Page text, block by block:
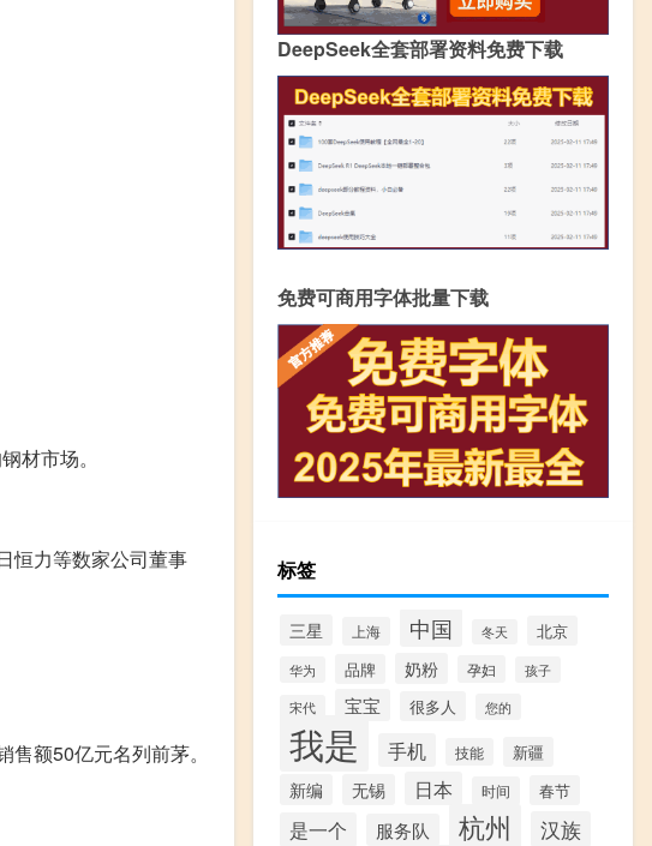
材市场。
恒力等数家公司董事
额50亿元名列前茅。
DeepSeek全套部署资料免费下载
免费可商用字体批量下载
标签
三星 上海 中国 冬天 北京
华为 品牌 奶粉 孕妇 孩子
宋代 宝宝 很多人 您的
我是 手机 技能 新疆
新编 无锡 日本 时间 春节
是一个 服务队 杭州 汉族